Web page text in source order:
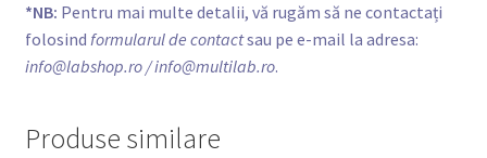
*NB: Pentru mai multe detalii, vă rugăm să ne contactați
folosind formularul de contactsau pe e-mail la adresa:
info@labshop.ro/ info@multilab.ro.
Produse similare